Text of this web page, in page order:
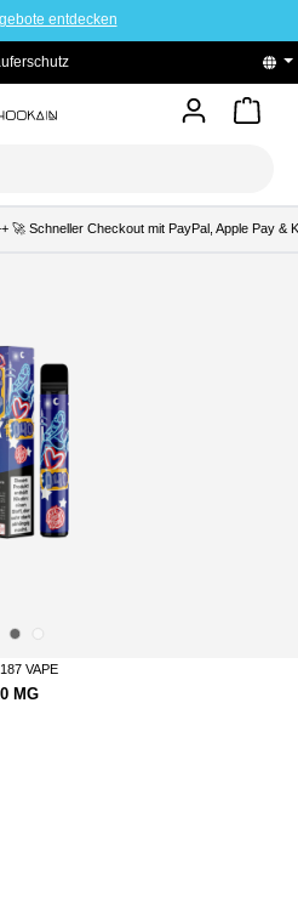
entdecken
Käuferschutz
🚀 Schneller Checkout mit PayPal, Apple Pay &
187 VAPE
MG